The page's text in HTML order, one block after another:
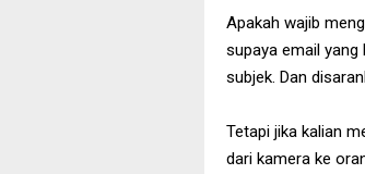
Apakah wajib
supaya email yang
subjek. Dan
Tetapi jika kalian
dari kamera ke